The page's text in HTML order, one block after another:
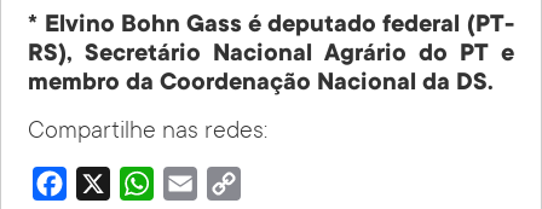
* Elvino Bohn Gass é deputado federal (PT-
RS), Secretário Nacional Agrário do PT e
membro da Coordenação Nacional da DS.
Compartilhe nas redes:
Facebook WhatsApp
Email